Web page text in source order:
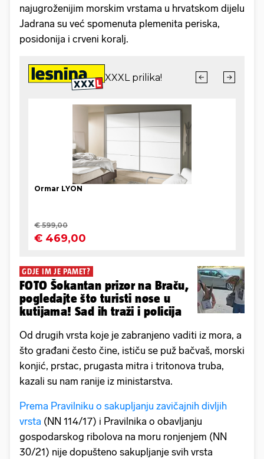
najugroženijim morskim vrstama u hrvatskom dijelu
Jadrana su već spomenuta plemenita periska,
posidonija i crveni koralj.
GDJE IM JE PAMET?
FOTO Šokantan prizor na Braču,
pogledajte što turisti nose u
kutijama! Sad ih traži i policija
Od drugih vrsta koje je zabranjeno vaditi iz mora, a
što građani često čine, ističu se puž bačvaš, morski
konjić, prstac, prugasta mitra i tritonova truba,
kazali su nam ranije iz ministarstva.
Prema Pravilniku o sakupljanju zavičajnih divljih
vrsta (NN 114/17) i Pravilnika o obavljanju
gospodarskog ribolova na moru ronjenjem (NN
30/21) nije dopušteno sakupljanje svih vrsta